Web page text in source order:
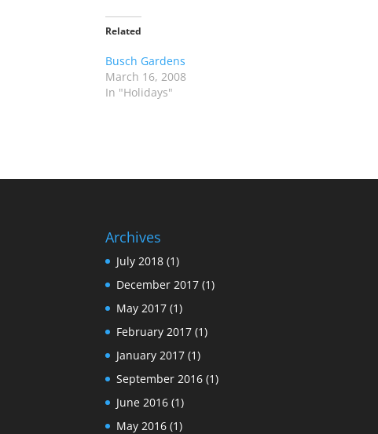
Related
Busch Gardens
March 16, 2008
In "Holidays"
Archives
July 2018 (1)
December 2017 (1)
May 2017 (1)
February 2017 (1)
January 2017 (1)
September 2016 (1)
June 2016 (1)
May 2016 (1)